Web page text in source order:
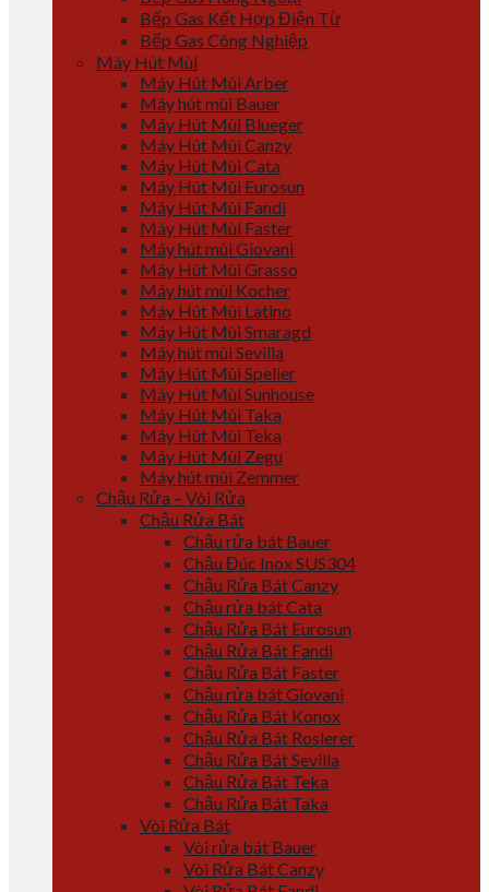
Bếp Gas Kết Hợp Điện Từ
Bếp Gas Công Nghiệp
Máy Hút Mùi
Máy Hút Mùi Arber
Máy hút mùi Bauer
Máy Hút Mùi Blueger
Máy Hút Mùi Canzy
Máy Hút Mùi Cata
Máy Hút Mùi Eurosun
Máy Hút Mùi Fandi
Máy Hút Mùi Faster
Máy hút mùi Giovani
Máy Hút Mùi Grasso
Máy hút mùi Kocher
Máy Hút Mùi Latino
Máy Hút Mùi Smaragd
Máy hút mùi Sevilla
Máy Hút Mùi Spelier
Máy Hút Mùi Sunhouse
Máy Hút Mùi Taka
Máy Hút Mùi Teka
Máy Hút Mùi Zegu
Máy hút mùi Zemmer
Chậu Rửa – Vòi Rửa
Chậu Rửa Bát
Chậu rửa bát Bauer
Chậu Đúc Inox SUS304
Chậu Rửa Bát Canzy
Chậu rửa bát Cata
Chậu Rửa Bát Eurosun
Chậu Rửa Bát Fandi
Chậu Rửa Bát Faster
Chậu rửa bát Giovani
Chậu Rửa Bát Konox
Chậu Rửa Bát Roslerer
Chậu Rửa Bát Sevilla
Chậu Rửa Bát Teka
Chậu Rửa Bát Taka
Vòi Rửa Bát
Vòi rửa bát Bauer
Vòi Rửa Bát Canzy